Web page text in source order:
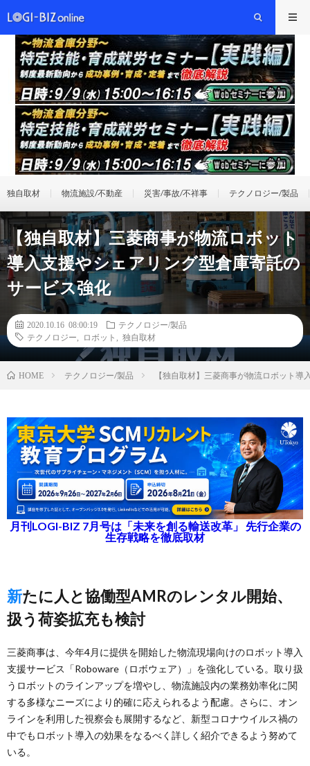
独自取材 物流施設/不動産 災害/事故/不祥事 テクノロジー/製品
【独自取材】三菱商事が物流ロボット
導入支援やシェアリング型倉庫寄託の
サービス強化
2020.10.16 08:00:19
テクノロジー/製品
テクノロジー
ロボット 独自取材
HOME テクノロジー/製品 【独自取材】三菱商事が物流ロボット
月刊LOGI-BIZ 7月号は「未来を創る輸送改革」 先行企業の
生存戦略を徹底取材
新たに人と協働型AMRのレンタル開始、
扱う荷姿拡充も検討
三菱商事は、今年4月に提供を開始した物流現場向けのロボット導入
支援サービス「Roboware（ロボウェア）」を強化している。取り扱
うロボットのラインアップを増やし、物流施設内の業務効率化に関
する多様なニーズにより的確に応えられるよう配慮。さらに、オン
ラインを利用した視察会も展開するなど、新型コロナウイルス禍の
中でもロボット導入の効果をなるべく詳しく紹介できるよう努めて
いる。